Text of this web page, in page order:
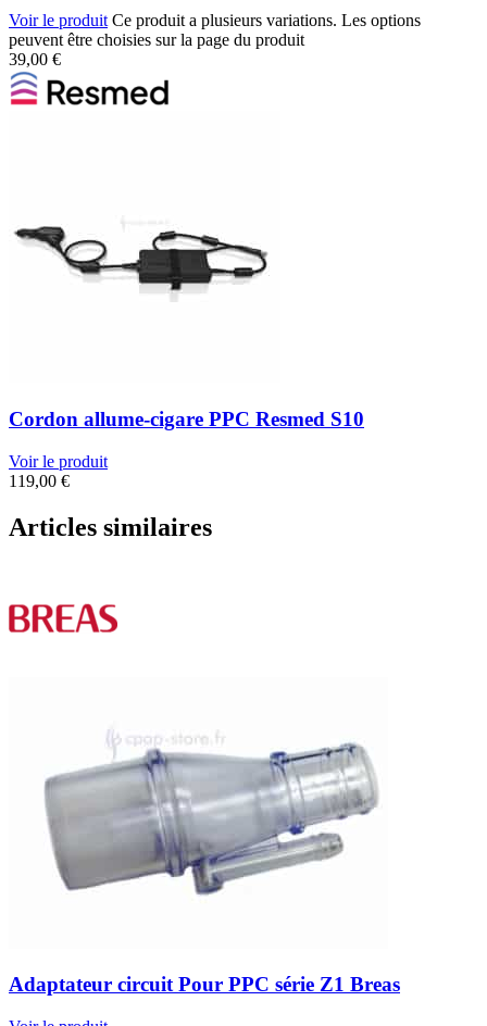
Voir le produit Ce produit a plusieurs variations. Les options
peuvent être choisies sur la page du produit
39,00 €
Cordon allume-cigare PPC Resmed S10
Voir le produit
119,00 €
Articles similaires
Adaptateur circuit Pour PPC série Z1 Breas